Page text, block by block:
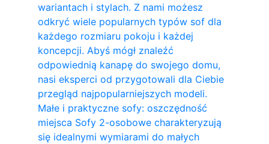
wariantach i stylach. Z nami możesz
odkryć wiele popularnych typów sof dla
każdego rozmiaru pokoju i każdej
koncepcji. Abyś mógł znaleźć
odpowiednią kanapę do swojego domu,
nasi eksperci od przygotowali dla Ciebie
przegląd najpopularniejszych modeli.
Małe i praktyczne sofy: oszczędność
miejsca Sofy 2-osobowe charakteryzują
się idealnymi wymiarami do małych